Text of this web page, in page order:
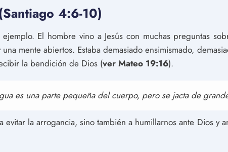
4:6-10)
El hombre vino a Jesús con muchas preguntas
mente abiertos. Estaba demasiado ensimismado,
la bendición de Dios (ver Mateo 19:16).
es una parte pequeña del cuerpo, pero se jacta de
evitar la arrogancia, sino también a humillarnos ante Dios y